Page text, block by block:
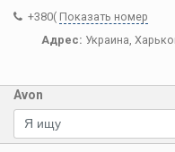
+380( Показать номер
Адрес: Украина,
Avon